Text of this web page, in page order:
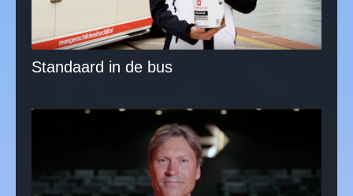
Standaard in de bus